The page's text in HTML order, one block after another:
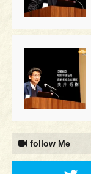
follow Me